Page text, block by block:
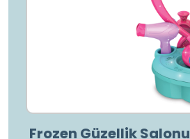
Frozen Güzellik Salonu